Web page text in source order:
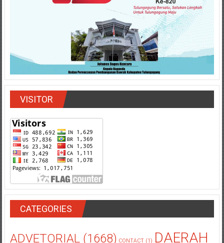
VISITOR
CATEGORIES
ADVETORIAL(1668) CONTACT(1) DAERAH